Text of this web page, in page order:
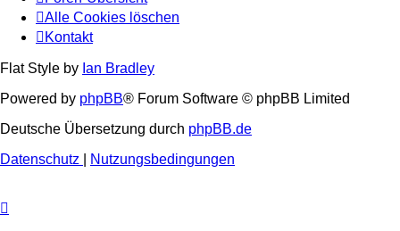
Alle Cookies löschen
Kontakt
Flat Style by Ian Bradley
Powered by phpBB® Forum Software © phpBB Limited
Deutsche Übersetzung durch phpBB.de
Datenschutz
Nutzungsbedingungen